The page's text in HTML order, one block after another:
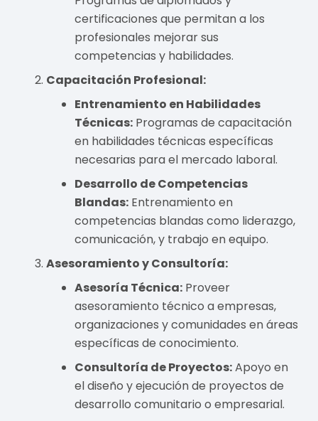
certificaciones que permitan a los
profesionales mejorar sus
competencias y habilidades.
Capacitación Profesional:
Entrenamiento en Habilidades
Técnicas: Programas de capacitación
en habilidades técnicas específicas
necesarias para el mercado laboral.
Desarrollo de Competencias
Blandas: Entrenamiento en
competencias blandas como liderazgo,
comunicación, y trabajo en equipo.
Asesoramiento y Consultoría:
Asesoría Técnica: Proveer
asesoramiento técnico a empresas,
organizaciones y comunidades en áreas
específicas de conocimiento.
Consultoría de Proyectos:Apoyo en
el diseño y ejecución de proyectos de
desarrollo comunitario o empresarial.